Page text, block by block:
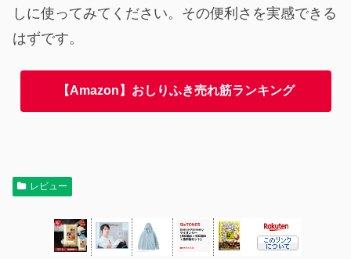
しに使ってみてください。その便利さを実感できる
はずです。
【Amazon】おしりふき売れ筋ランキング
レビュー